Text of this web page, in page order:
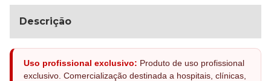
Descrição
Uso profissional exclusivo: Produto de uso profissional
exclusivo. Comercialização destinada a hospitais, clínicas,